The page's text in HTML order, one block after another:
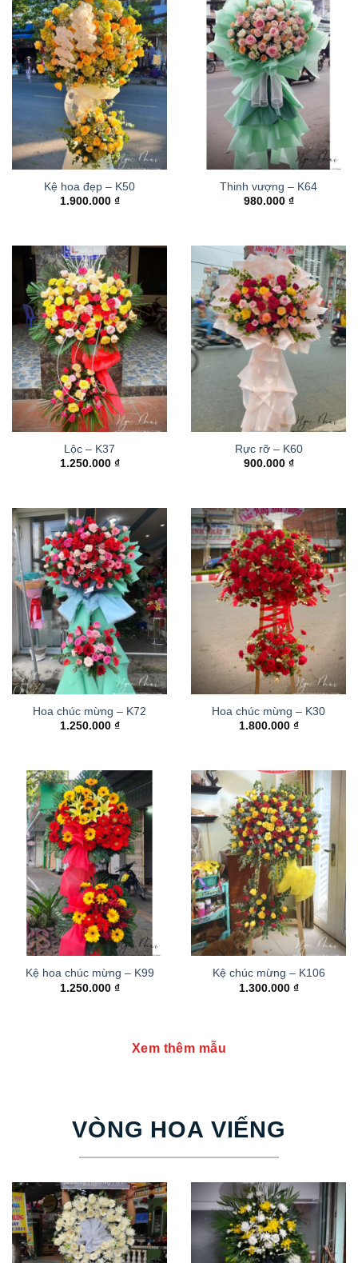
Kệ hoa đẹp – K50
1.900.000 ₫
Thinh vượng – K64
980.000 ₫
Lộc – K37
1.250.000 ₫
Rực rỡ – K60
900.000 ₫
Hoa chúc mừng – K72
1.250.000 ₫
Hoa chúc mừng – K30
1.800.000 ₫
Kệ hoa chúc mừng – K99
1.250.000 ₫
Kệ chúc mừng – K106
1.300.000 ₫
Xem thêm mẫu
VÒNG HOA VIẾNG